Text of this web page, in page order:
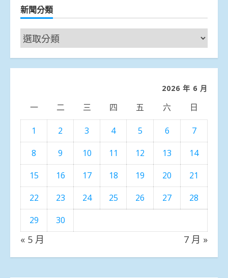
新聞分類
新
聞
分
2026 年 6 月
一 二 三 四 五 六 日
1 2 3 4 5 6
7
8
9 10 11 12 13
14
15
16 17 18 19 20
21
22
23 24 25 26 27
28
29
30
« 5 月 7 月 »